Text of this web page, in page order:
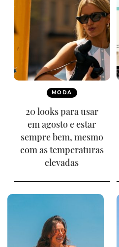
MODA
20 looks para usar
em agosto e estar
sempre bem, mesmo
com as temperaturas
elevadas